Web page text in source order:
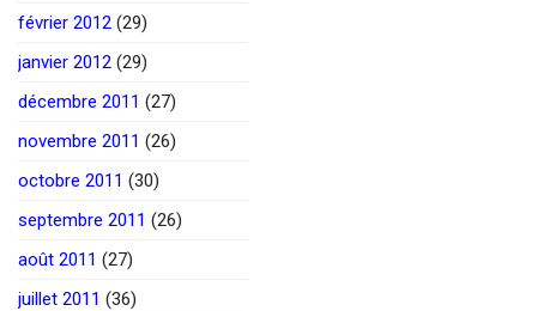
février 2012 (29)
janvier 2012 (29)
décembre 2011 (27)
novembre 2011 (26)
octobre 2011 (30)
septembre 2011 (26)
août 2011 (27)
juillet 2011 (36)